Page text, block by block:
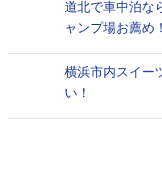
道北で車中泊な
ャンプ場お薦め！
横浜市内スイー
い！